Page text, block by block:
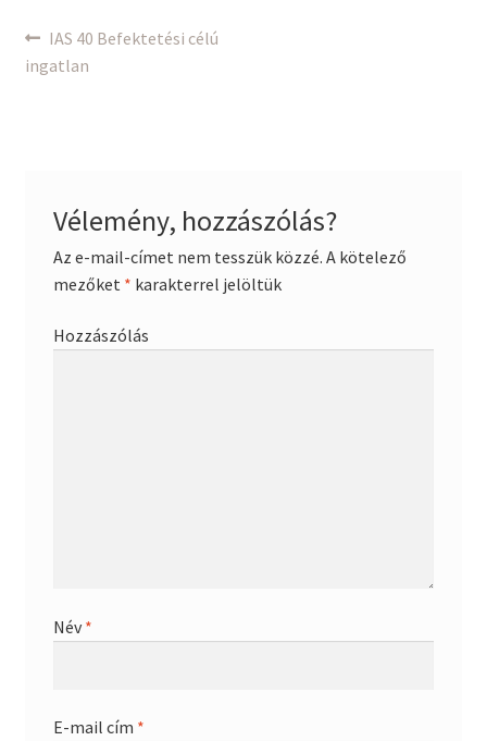
Bejegyzés
navigáció
Previous
post:
IAS 40 Befektetési célú
ingatlan
Vélemény, hozzászólás?
Az e-mail-címet nem tesszük közzé. A kötelező
mezőket * karakterrel jelöltük
Hozzászólás
Név *
E-mail cím *